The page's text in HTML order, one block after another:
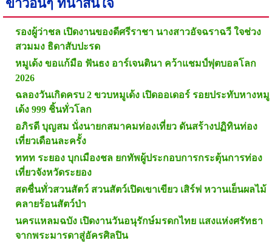
ข่าวอื่นๆ ที่น่าสนใจ
รองผู้ว่าชล เปิดงานของดีศรีราชา นางสาวอัจฉราฉวี ใจช่วง
สวมมง ธิดาสับปะรด
หมูเด้ง ขอแก้มือ ฟันธง อาร์เจนตินา คว้าแชมป์ฟุตบอลโลก
2026
ฉลองวันเกิดครบ 2 ขวบหมูเด้ง เปิดออเดอร์ รอยประทับหางหมู
เด้ง 999 ชิ้นทั่วโลก
อภิรดี บุญสม นั่งนายกสมาคมท่องเที่ยว ดันสร้างปฏิทินท่อง
เที่ยวเดือนละครั้ง
ททท ระยอง บุกเมืองชล ยกทัพผู้ประกอบการกระตุ้นการท่อง
เที่ยวจังหวัดระยอง
สดชื่นทั่วสวนสัตว์ สวนสัตว์เปิดเขาเขียว เสิร์ฟ หวานเย็นผลไม้
คลายร้อนสัตว์ป่า
นครแหลมฉบัง เปิดงานวันอนุรักษ์มรดกไทย แสงแห่งศรัทธา
จากพระมารดาสู่อัครศิลปิน